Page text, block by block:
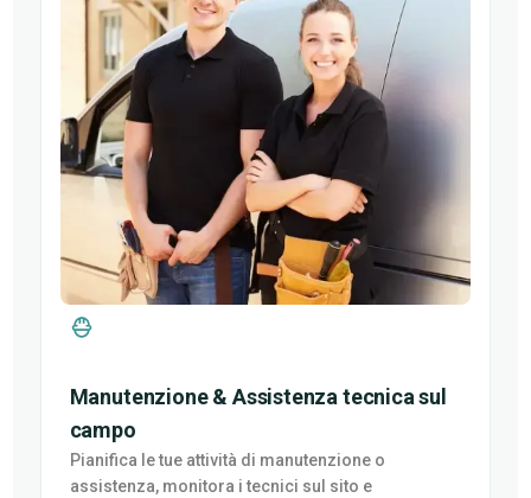
Manutenzione & Assistenza tecnica sul
campo
Pianifica le tue attività di manutenzione o
assistenza, monitora i tecnici sul sito e